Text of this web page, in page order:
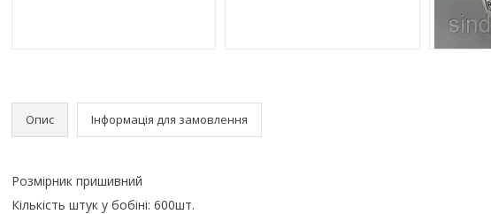
Опис Інформація для замовлення
Розмірник пришивний
Кількість штук у бобіні: 600шт.